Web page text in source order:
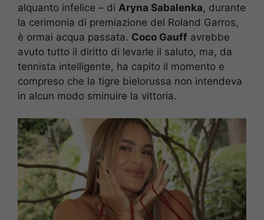
alquanto infelice – di Aryna Sabalenka, durante
la cerimonia di premiazione del Roland Garros,
è ormai acqua passata. Coco Gauff avrebbe
avuto tutto il diritto di levarle il saluto, ma, da
tennista intelligente, ha capito il momento e
compreso che la tigre bielorussa non intendeva
in alcun modo sminuire la vittoria.